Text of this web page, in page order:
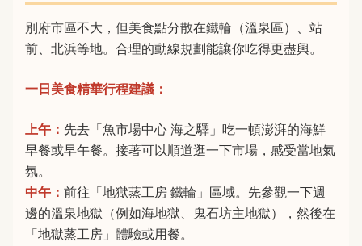
別府市區不大，但美食點分散在鐵輪（溫泉區）、站
前、北浜等地。合理的動線規劃能讓你吃得更盡興。
一日美食精華行程建議：
上午： 先去「魚市場中心 海之驛」吃一頓澎湃的海鮮
早餐或早午餐。接著可以順道逛一下市場，感受當地氣
氛。
中午： 前往「地獄蒸工房 鐵輪」區域。先參觀一下週
邊的溫泉地獄（例如海地獄、鬼石坊主地獄），然後在
「地獄蒸工房」體驗或用餐。